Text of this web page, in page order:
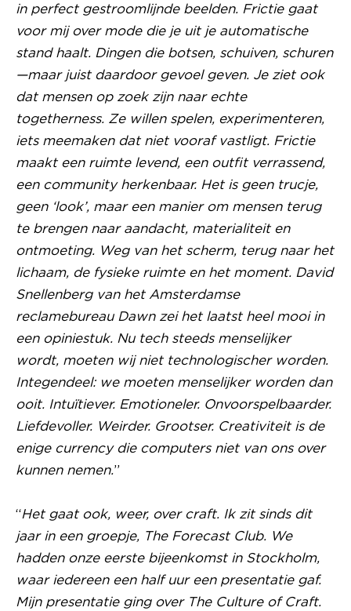
in perfect gestroomlijnde beelden. Frictie gaat
voor mij over mode die je uit je automatische
stand haalt. Dingen die botsen, schuiven, schuren
—maar juist daardoor gevoel geven. Je ziet ook
dat mensen op zoek zijn naar echte
togetherness. Ze willen spelen, experimenteren,
iets meemaken dat niet vooraf vastligt. Frictie
maakt een ruimte levend, een outfit verrassend,
een community herkenbaar. Het is geen trucje,
geen ‘look’, maar een manier om mensen terug
te brengen naar aandacht, materialiteit en
ontmoeting. Weg van het scherm, terug naar het
lichaam, de fysieke ruimte en het moment. David
Snellenberg van het Amsterdamse
reclamebureau Dawn zei het laatst heel mooi in
een opiniestuk. Nu tech steeds menselijker
wordt, moeten wij niet technologischer worden.
Integendeel: we moeten menselijker worden dan
ooit. Intuïtiever. Emotioneler. Onvoorspelbaarder.
Liefdevoller. Weirder. Grootser. Creativiteit is de
enige currency die computers niet van ons over
kunnen nemen.”
“Het gaat ook, weer, over craft. Ik zit sinds dit
jaar in een groepje, The Forecast Club. We
hadden onze eerste bijeenkomst in Stockholm,
waar iedereen een half uur een presentatie gaf.
Mijn presentatie ging over The Culture of Craft.